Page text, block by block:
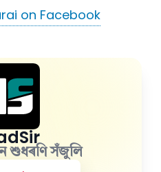
on Facebook
শুধৰণি সঁজুলি